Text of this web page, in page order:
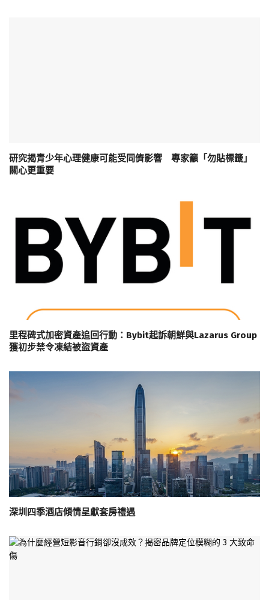
研究揭青少年心理健康可能受同儕影響 專家籲「勿貼標籤」
關心更重要
里程碑式加密資產追回行動：Bybit起訴朝鮮與Lazarus Group
獲初步禁令凍結被盜資產
深圳四季酒店傾情呈獻套房禮遇